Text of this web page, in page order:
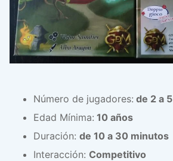
Número de jugadores: de 2 a 5
Edad Mínima: 10 años
Duración: de 10 a 30 minutos
Interacción: Competitivo